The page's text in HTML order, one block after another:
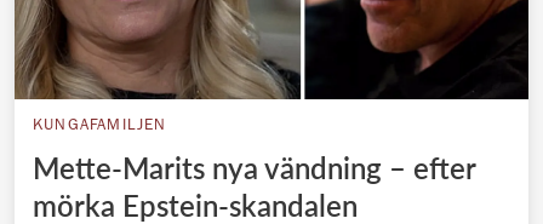
KUNGAFAMILJEN
Mette-Marits nya vändning – efter
mörka Epstein-skandalen